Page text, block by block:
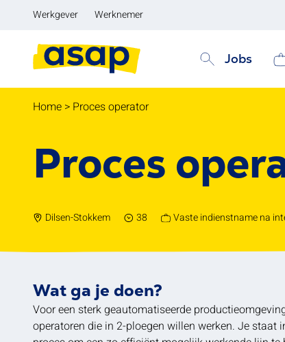
Werkgever Werknemer
Jobs
Home > Proces operator
Proces
Dilsen-Stokkem 38 Vaste indienstname na
Wat ga je doen?
Voor een sterk geautomatiseerde
operatoren die in 2-ploegen willen werken. Je staat